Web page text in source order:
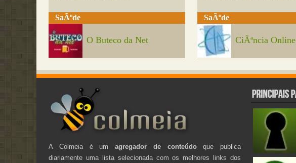
SaÃºde
O Buteco da Net
SaÃºde
CiÃªncia Online
A Colmeia é umagregador de conteúdoque publica
diariamente uma lista selecionada com os melhores links dos